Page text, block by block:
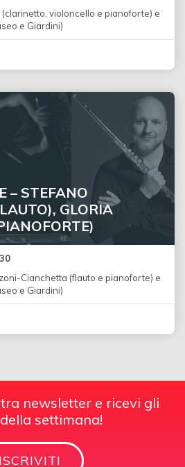
violoncello e pianoforte) e
e Giardini)
– STEFANO
GLORIA
Cianchetta (flauto e pianoforte) e
e Giardini)
newsletter e ricevi gli
settimana!
ISCRIVITI